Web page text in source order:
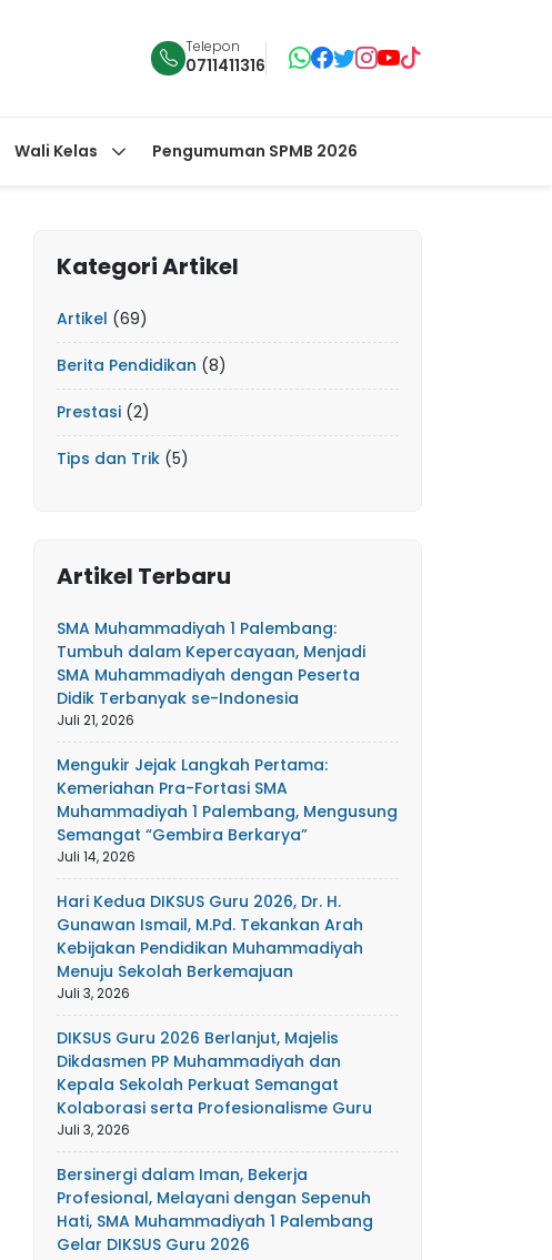
Telepon
0711411316
Wali Kelas Pengumuman SPMB 2026
Kategori Artikel
Artikel (69)
Berita Pendidikan (8)
Prestasi (2)
Tips dan Trik (5)
Artikel Terbaru
SMA Muhammadiyah 1 Palembang:
Tumbuh dalam Kepercayaan, Menjadi
SMA Muhammadiyah dengan Peserta
Didik Terbanyak se-Indonesia
Juli 21, 2026
Mengukir Jejak Langkah Pertama:
Kemeriahan Pra-Fortasi SMA
Muhammadiyah 1 Palembang, Mengusung
Semangat “Gembira Berkarya”
Juli 14, 2026
Hari Kedua DIKSUS Guru 2026, Dr. H.
Gunawan Ismail, M.Pd. Tekankan Arah
Kebijakan Pendidikan Muhammadiyah
Menuju Sekolah Berkemajuan
Juli 3, 2026
DIKSUS Guru 2026 Berlanjut, Majelis
Dikdasmen PP Muhammadiyah dan
Kepala Sekolah Perkuat Semangat
Kolaborasi serta Profesionalisme Guru
Juli 3, 2026
Bersinergi dalam Iman, Bekerja
Profesional, Melayani dengan Sepenuh
Hati, SMA Muhammadiyah 1 Palembang
Gelar DIKSUS Guru 2026